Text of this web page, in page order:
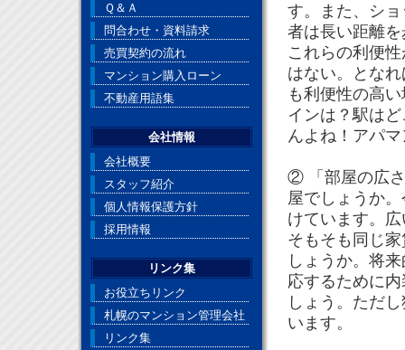
す。また、シ
者は長い距離
これらの利便
はない。とな
も利便性の高
インは？駅は
んよね！アパ
② 「部屋の広
屋でしょうか
けています。
そもそも同じ
しょうか。将
応するために
しょう。ただ
います。
Ｑ＆Ａ
問合わせ・資料請求
売買契約の流れ
マンション購入ローン
不動産用語集
会社情報
会社概要
スタッフ紹介
個人情報保護方針
採用情報
リンク集
お役立ちリンク
札幌のマンション管理会社
リンク集